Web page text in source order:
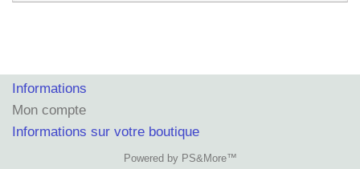
Informations
Mon compte
Informations sur votre boutique
Powered by PS&More™